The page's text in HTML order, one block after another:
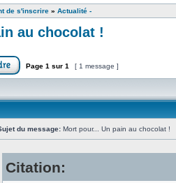
de s'inscrire » Actualité -
au chocolat !
Page 1 sur 1 [ 1 message ]
du message: Mort pour... Un pain au chocolat !
Citation: